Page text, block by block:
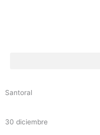
Santoral
30 diciembre